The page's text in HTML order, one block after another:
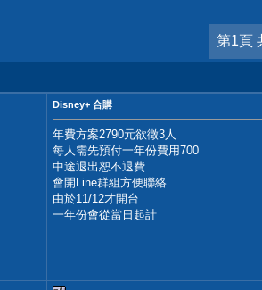
第1頁
Disney+ 合購
年費方案2790元欲徵3人
每人需先預付一年份費用700
中途退出恕不退費
會開Line群組方便聯絡
由於11/12才開台
一年份會從當日起計